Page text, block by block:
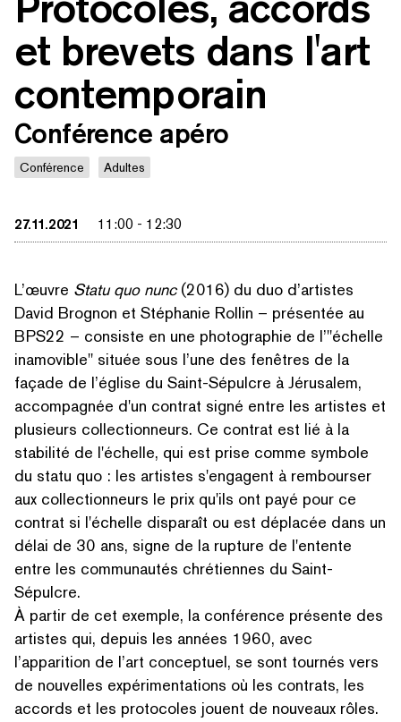
et brevets dans l'art
contemporain
Conférence apéro
Conférence Adultes
27.11.2021 11:00 - 12:30
L’œuvre Statu quo nunc(2016) du duo d’artistes
David Brognon et Stéphanie Rollin – présentée au
BPS22 – consiste en une pho­togra­phie de l’"échelle
inamovible" située sous l’une des fenêtres de la
façade de l’église du Saint-Sépulcre à Jérusalem,
accompagnée d'un contrat signé entre les artistes et
plusieurs col­lec­tion­neurs. Ce contrat est lié à la
stabilité de l'échelle, qui est prise comme symbole
du statu quo : les artistes s'engagent à rembourser
aux col­lec­tion­neurs le prix qu'ils ont payé pour ce
contrat si l'échelle disparaît ou est déplacée dans un
délai de 30 ans, signe de la rupture de l'entente
entre les communautés chrétiennes du Saint-
Sépulcre.
À partir de cet exemple, la conférence présente des
artistes qui, depuis les années 1960, avec
l’apparition de l’art conceptuel, se sont tournés vers
de nouvelles expéri­men­ta­tions où les contrats, les
accords et les protocoles jouent de nouveaux rôles.